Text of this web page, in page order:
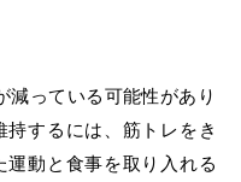
っている可能性があり
するには、筋トレをき
動と食事を取り入れる